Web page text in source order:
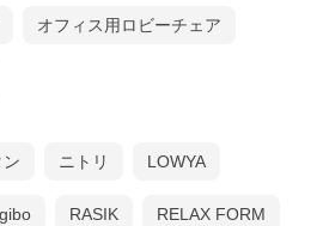
オフィス用ロビーチェア
ニトリ LOWYA
RASIK RELAX FORM